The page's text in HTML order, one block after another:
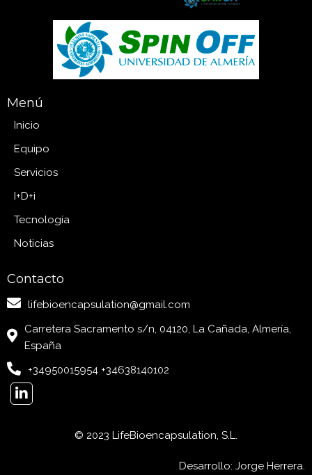
Menú
Inicio
Equipo
Servicios
I+D+i
Tecnología
Noticias
Contacto
lifebioencapsulation@gmail.com
Carretera Sacramento s/n, 04120, La Cañada, Almería,
España
+34950015954 +34638140102
© 2023 LifeBioencapsulation, S.L.
Desarrollo: Jorge Herrera.